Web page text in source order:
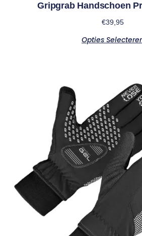
Gripgrab Handschoen
€39,95
Opties